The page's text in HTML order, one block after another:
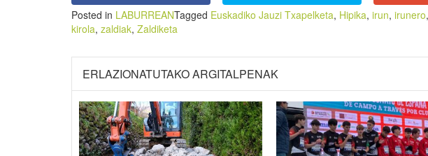
Posted in LABURREANTagged Euskadiko Jauzi Txapelketa, Hipika, irun, irunero,
kirola, zaldiak, Zaldiketa
ERLAZIONATUTAKO ARGITALPENAK